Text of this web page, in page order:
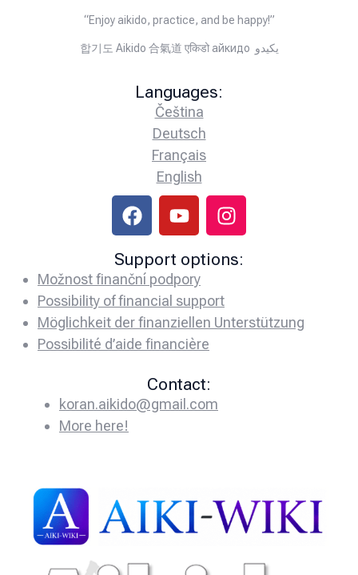
“Enjoy aikido, practice, and be happy!”
합기도 Aikido 合氣道 एकिडो айкидо يكيدو
Languages:
Čeština
Deutsch
Français
English
Support options:
Možnost finanční podpory
Possibility of financial support
Möglichkeit der finanziellen Unterstützung
Possibilité d’aide financière
Contact:
koran.aikido@gmail.com
More here!